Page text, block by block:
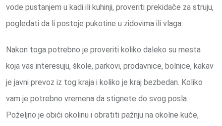
vode pustanjem u kadi ili kuhinji, proveriti prekidače za struju,
pogledati da li postoje pukotine u zidovima ili vlaga.
Nakon toga potrebno je proveriti koliko daleko su mesta
koja vas interesuju, škole, parkovi, prodavnice, bolnice, kakav
je javni prevoz iz tog kraja i koliko je kraj bezbedan. Koliko
vam je potrebno vremena da stignete do svog posla.
Poželjno je obići okolinu i obratiti pažnju na okolne kuće,